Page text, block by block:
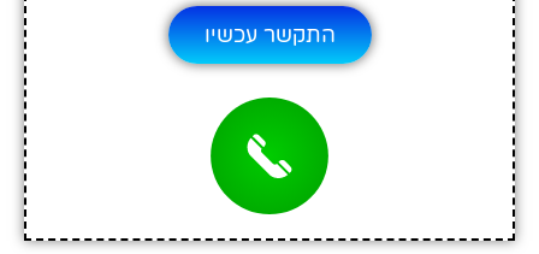
התקשר עכשיו